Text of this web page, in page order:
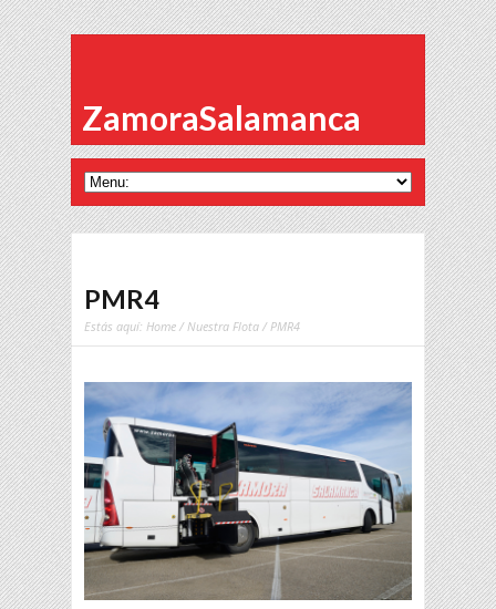
ZamoraSalamanca
PMR4
Estás aquí: Home /Nuestra Flota / PMR4